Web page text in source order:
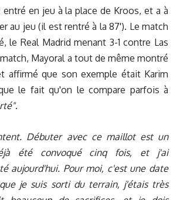
en jeu à la place de Kroos, et a à
au jeu (il est rentré à la 87'). Le match
le Real Madrid menant 3-1 contre Las
Mayoral a tout de même montré
affirmé que son exemple était Karim
le fait qu'on le compare parfois à
.
Débuter avec ce maillot est un
été convoqué cinq fois, et j'ai
aujourd'hui. Pour moi, c'est une date
je suis sorti du terrain, j'étais très